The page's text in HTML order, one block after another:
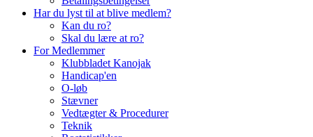
Har du lyst til at blive medlem?
Kan du ro?
Skal du lære at ro?
For Medlemmer
Klubbladet Kanojak
Handicap'en
O-løb
Stævner
Vedtægter & Procedurer
Teknik